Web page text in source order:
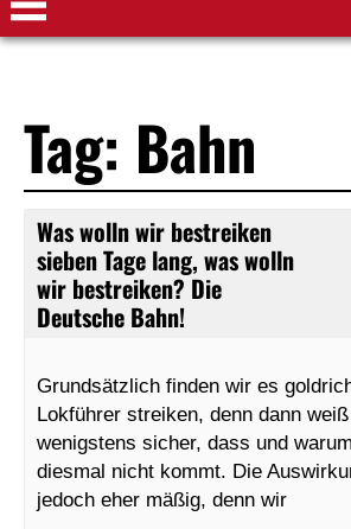
Tag: Bahn
Was wolln wir bestreiken
sieben Tage lang, was wolln
wir bestreiken? Die
Deutsche Bahn!
Grundsätzlich finden wir es
Lokführer streiken, denn dann
wenigstens sicher, dass und
diesmal nicht kommt. Die
jedoch eher mäßig, denn wir